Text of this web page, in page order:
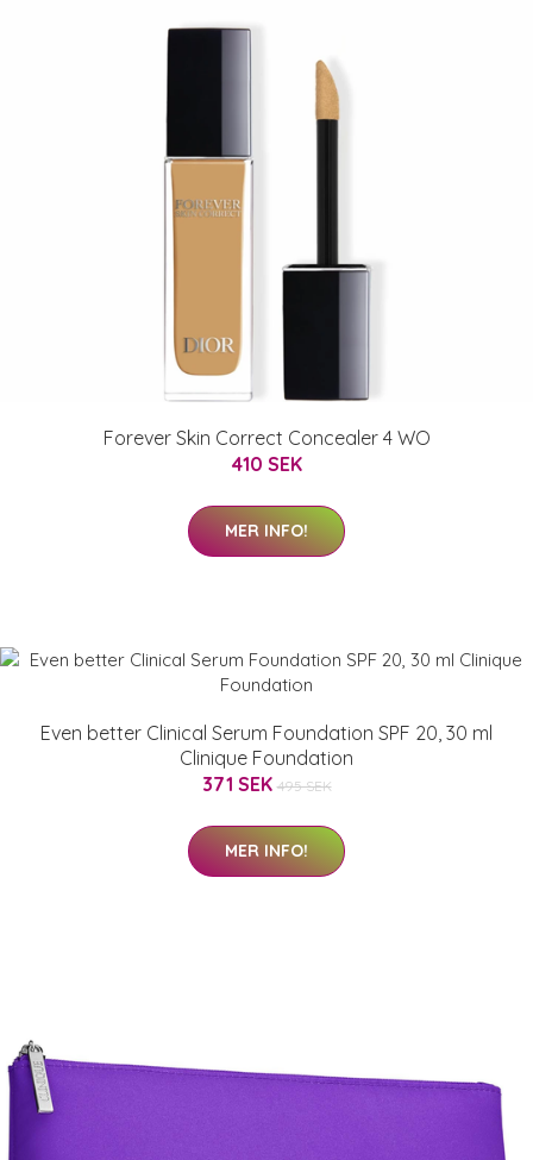
Forever Skin Correct Concealer 4 WO
410 SEK
MER INFO!
Even better Clinical Serum Foundation SPF 20, 30 ml
Clinique Foundation
371 SEK 495 SEK
MER INFO!